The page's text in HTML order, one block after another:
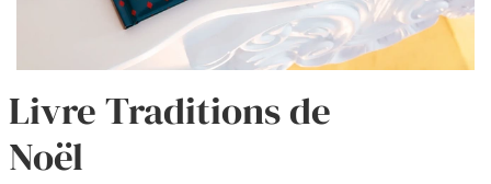
Livre Traditions de
Noël